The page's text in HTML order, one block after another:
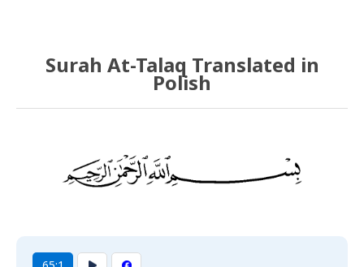
Surah At-Talaq Translated in
Polish